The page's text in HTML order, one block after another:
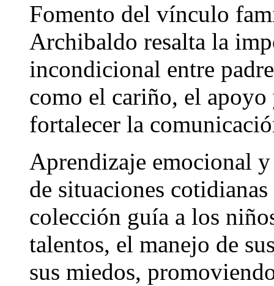
Fomento del vínculo
Archibaldo resalta la
incondicional entre
como el cariño, el
fortalecer la
Aprendizaje emocional
de situaciones
colección guía a los
talentos, el manejo de
sus miedos,